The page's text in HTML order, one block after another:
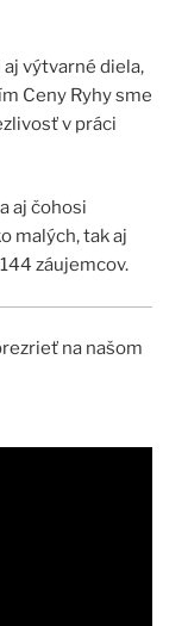
výtvarné diela,
Ceny Ryhy sme
v práci
aj čohosi
malých, tak aj
záujemcov.
na našom